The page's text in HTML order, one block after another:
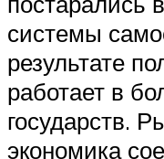
системы
результате
работает в
государств.
экономика